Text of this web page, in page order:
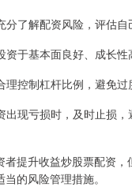
了解配资风险，评估自
于基本面良好、成长性
理控制杠杆比例，避免
出现亏损时，及时止损
提升收益炒股票配资，
的风险管理措施。